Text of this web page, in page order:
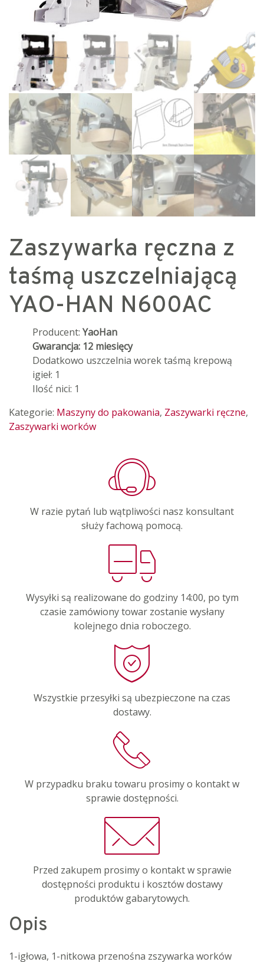
Zaszywarka ręczna z
taśmą uszczelniającą
YAO-HAN N600AC
Producent: YaoHan
Gwarancja: 12 miesięcy
Dodatkowo uszczelnia worek taśmą krepową
igieł: 1
Ilość nici: 1
Kategorie: Maszyny do pakowania, Zaszywarki ręczne,
Zaszywarki worków
W razie pytań lub wątpliwości nasz konsultant
służy fachową pomocą.
Wysyłki są realizowane do godziny 14:00, po tym
czasie zamówiony towar zostanie wysłany
kolejnego dnia roboczego.
Wszystkie przesyłki są ubezpieczone na czas
dostawy.
W przypadku braku towaru prosimy o kontakt w
sprawie dostępności.
Przed zakupem prosimy o kontakt w sprawie
dostępności produktu i kosztów dostawy
produktów gabarytowych.
Opis
1-igłowa, 1-nitkowa przenośna zszywarka worków